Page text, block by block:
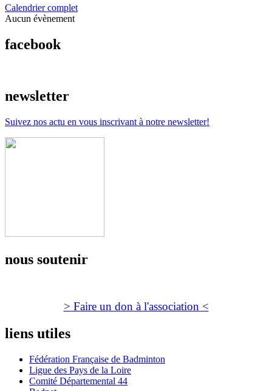
Calendrier complet
Aucun évènement
facebook
newsletter
Suivez nos actu en vous inscrivant à notre newsletter!
nous soutenir
> Faire un don à l'association <
liens utiles
Fédération Française de Badminton
Ligue des Pays de la Loire
Comité Départemental 44